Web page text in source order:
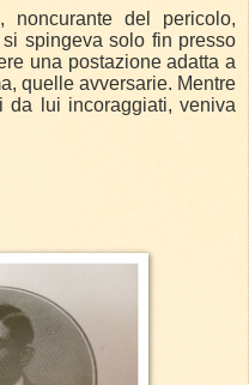
noncurante del pericolo,
spingeva solo fin presso
una postazione adatta a
quelle avversarie. Mentre
lui incoraggiati, veniva